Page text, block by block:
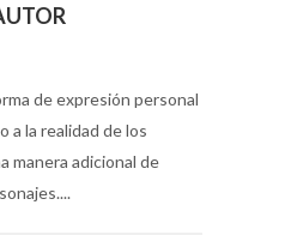
de expresión personal
a la realidad de los
manera adicional de